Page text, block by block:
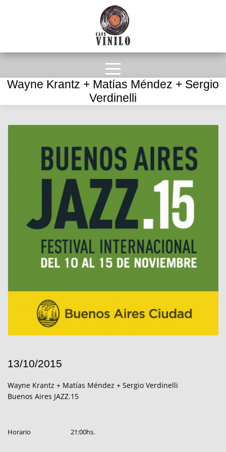
Wayne Krantz + Matías Méndez + Sergio
Verdinelli
13/10/2015
Wayne Krantz + Matías Méndez + Sergio Verdinelli
Buenos Aires JAZZ.15
Horario 21:00hs.